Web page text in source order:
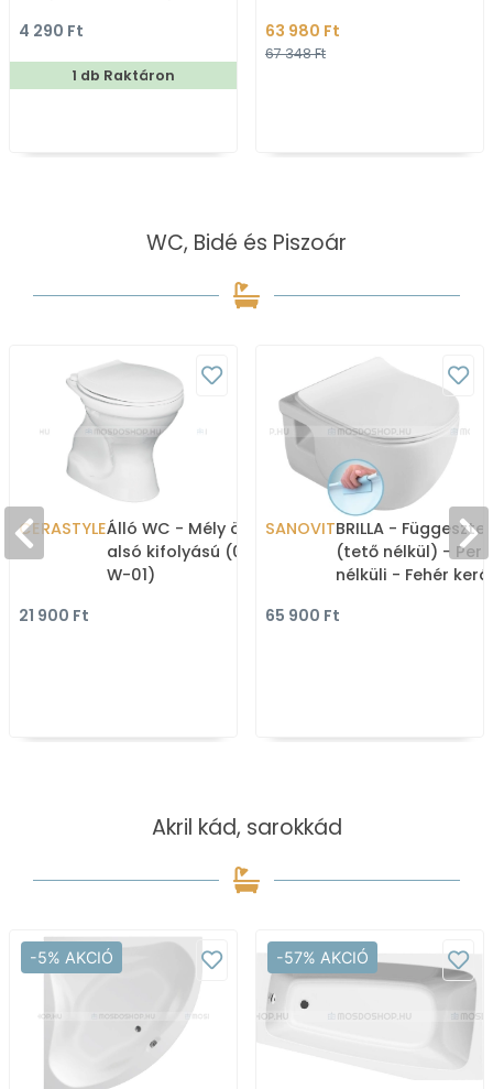
műanyag
4 290 Ft
1 db Raktáron
63 980 Ft
67 348 Ft
WC, Bidé és Piszoár
CERASTYLEÁlló WC - Mély öblítésű,
alsó kifolyású (005000-
W-01)
21 900 Ft
SANOVITBRILLA -
(tető nélkül) -
nélküli - Fehér
65 900 Ft
Akril kád, sarokkád
-5% AKCIÓ -57% AKCIÓ